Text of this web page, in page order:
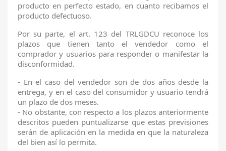
producto en perfecto estado, en cuanto recibamos el
producto defectuoso.
Por su parte, el art. 123 del TRLGDCU reconoce los
plazos que tienen tanto el vendedor como el
comprador y usuarios para responder o manifestar la
disconformidad.
- En el caso del vendedor son de dos años desde la
entrega, y en el caso del consumidor y usuario tendrá
un plazo de dos meses.
- No obstante, con respecto a los plazos anteriormente
descritos pueden puntualizarse que estas previsiones
serán de aplicación en la medida en que la naturaleza
del bien así lo permita.